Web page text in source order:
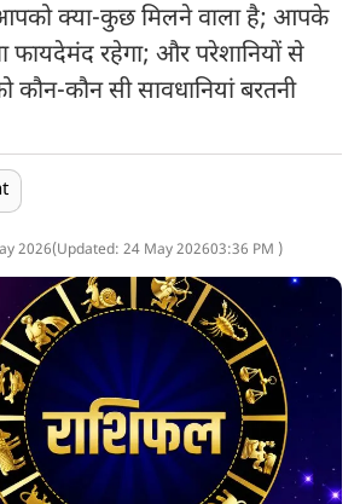
क्या-कुछ मिलने वाला है; आपके
फायदेमंद रहेगा; और परेशानियों से
कौन सी सावधानियां बरतनी
2026(Updated: 24 May 202603:36 PM )